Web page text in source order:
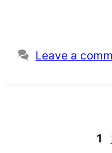
Leave a
1